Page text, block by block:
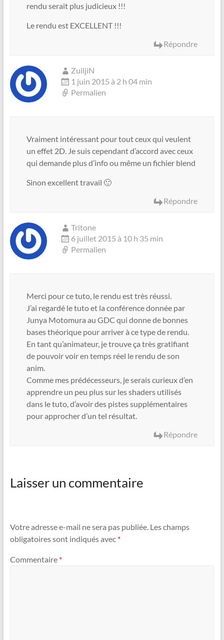
rendu serait plus judicieux !!!
Le rendu est EXCELLENT !!!
Répondre
ZuiljiN
1 juin 2015 à 2 h 04 min
Permalien
Vraiment intéressant pour tout ceux qui veulent
un effet 2D. Je suis cependant d’accord avec ceux
qui demande plus d’info ou même un fichier blend
Sinon excellent travail 🙂
Répondre
Tritone
6 juillet 2015 à 10 h 35 min
Permalien
Merci pour ce tuto, le rendu est très réussi.
J’ai regardé le tuto et la conférence donnée par
Junya Motomura au GDC qui donne de bonnes
bases théorique pour arriver à ce type de rendu.
En tant qu’animateur, je trouve ça très gratifiant
de pouvoir voir en temps réel le rendu de son
anim.
Comme mes prédécesseurs, je serais curieux d’en
apprendre un peu plus sur les shaders utilisés
dans le tuto, d’avoir des pistes supplémentaires
pour approcher d’un tel résultat.
Répondre
Laisser un commentaire
Votre adresse e-mail ne sera pas publiée. Les champs
obligatoires sont indiqués avec *
Commentaire *